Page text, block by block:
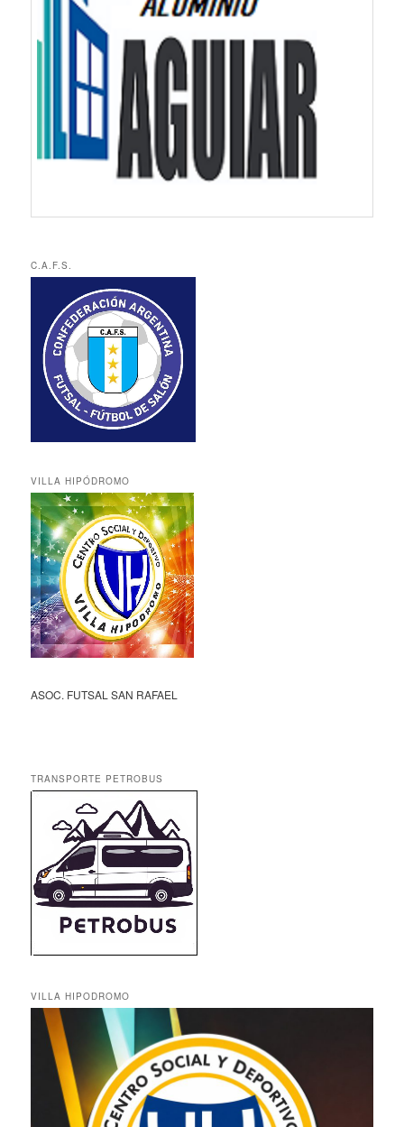
C.A.F.S.
VILLA HIPÓDROMO
ASOC. FUTSAL SAN RAFAEL
TRANSPORTE PETROBUS
VILLA HIPODROMO